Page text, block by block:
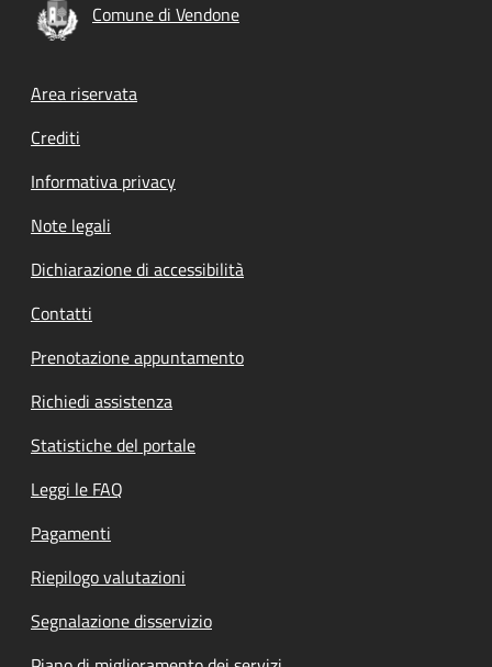
Comune di Vendone
Footer menu
Area riservata
Crediti
Informativa privacy
Note legali
Dichiarazione di accessibilità
Contatti
Prenotazione appuntamento
Richiedi assistenza
Statistiche del portale
Leggi le FAQ
Pagamenti
Riepilogo valutazioni
Segnalazione disservizio